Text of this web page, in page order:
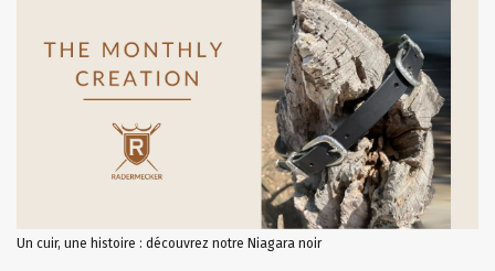
Un cuir, une histoire : découvrez notre Niagara noir